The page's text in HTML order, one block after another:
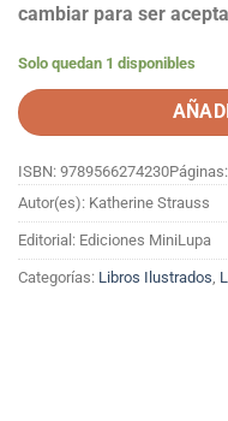
cambiar para ser
Solo quedan 1 disponibles
ISBN: 9789566274230
Autor(es): Katherine Strauss
Editorial: Ediciones MiniLupa
Categorías: Libros Ilustrados,